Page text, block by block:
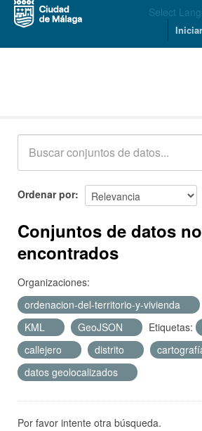
Select
Acerca de
Ordenar por
Conjuntos de datos no
encontrados
Organizaciones:
ordenacion-del-territorio-y-vivienda
KML
GeoJSON Etiquetas:
callejero
distrito
datos geolocalizados
Por favor intente otra búsqueda.